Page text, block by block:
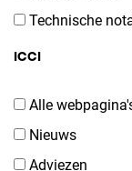
Technische
ICCI
Alle
Nieuws
Adviezen